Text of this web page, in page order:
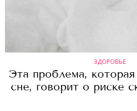
ЗДОРОВЬЕ
Эта проблема,
сне, говорит о риске